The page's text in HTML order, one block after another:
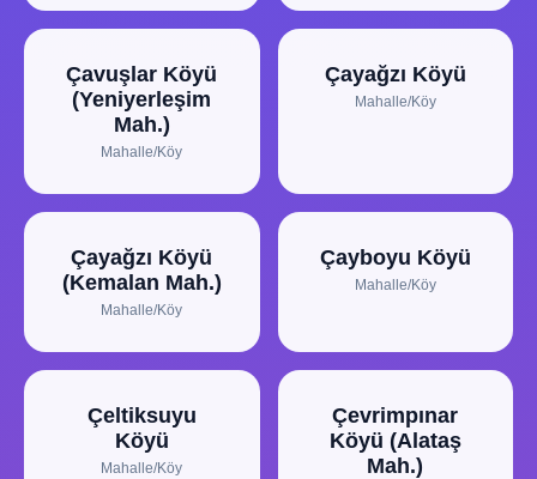
Çavuşlar Köyü
(Yeniyerleşim
Mah.)
Mahalle/Köy
Çayağzı Köyü
Mahalle/Köy
Çayağzı Köyü
(Kemalan Mah.)
Mahalle/Köy
Çayboyu Köyü
Mahalle/Köy
Çeltiksuyu
Köyü
Mahalle/Köy
Çevrimpınar
Köyü (Alataş
Mah.)